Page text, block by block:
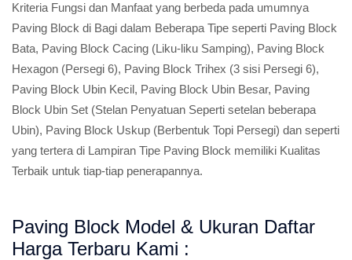
Kriteria Fungsi dan Manfaat yang berbeda pada umumnya
Paving Block di Bagi dalam Beberapa Tipe seperti Paving Block
Bata, Paving Block Cacing (Liku-liku Samping), Paving Block
Hexagon (Persegi 6), Paving Block Trihex (3 sisi Persegi 6),
Paving Block Ubin Kecil, Paving Block Ubin Besar, Paving
Block Ubin Set (Stelan Penyatuan Seperti setelan beberapa
Ubin), Paving Block Uskup (Berbentuk Topi Persegi) dan seperti
yang tertera di Lampiran Tipe Paving Block memiliki Kualitas
Terbaik untuk tiap-tiap penerapannya.
Paving Block Model & Ukuran Daftar
Harga Terbaru Kami :